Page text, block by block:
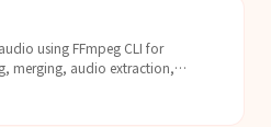
using FFmpeg CLI for
merging, audio extraction,